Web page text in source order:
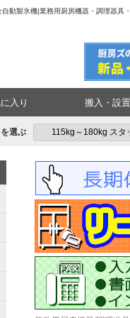
動製氷機|業務用厨房機器・調理器具
入り 搬入・設
選ぶ